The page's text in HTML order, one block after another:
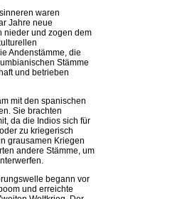
waren
Jahre neue
nieder und zogen dem
Andenstämme, die
Stämme
und betrieben
mit den spanischen
Sie brachten
da die Indios sich für
zu kriegerisch
grausamen Kriegen
andere Stämme, um
begann vor
und erreichte